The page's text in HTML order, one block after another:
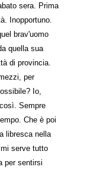
sera. Prima
Inopportuno.
brav'uomo
quella sua
di provincia.
per
Io,
Sempre
Che è poi
libresca nella
serve tutto
per sentirsi